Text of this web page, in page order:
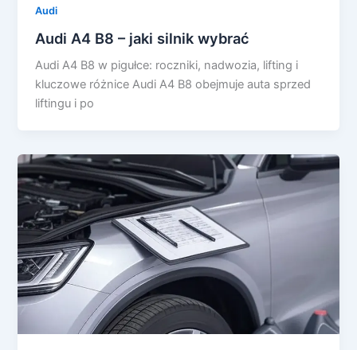
Audi
Audi A4 B8 – jaki silnik wybrać
Audi A4 B8 w pigułce: roczniki, nadwozia, lifting i
kluczowe różnice Audi A4 B8 obejmuje auta sprzed
liftingu i po